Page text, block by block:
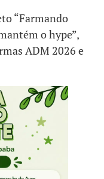
“Farmando
o hype”,
ADM 2026 e